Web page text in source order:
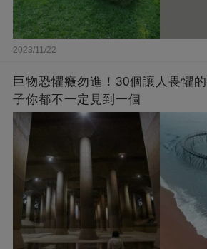
2023/11/22
巨物恐懼癥勿進！30個讓人畏懼
子你都不一定見到一個